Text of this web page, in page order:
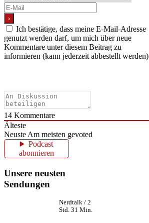
Ich bestätige, dass meine E-Mail-Adresse
genutzt werden darf, um mich über neue
Kommentare unter diesem Beitrag zu
informieren (kann jederzeit abbestellt werden)
14 Kommentare
Älteste
Neuste Am meisten gevoted
Podcast
abonnieren
Unsere neusten
Sendungen
Nerdtalk / 2
Std. 31 Min.